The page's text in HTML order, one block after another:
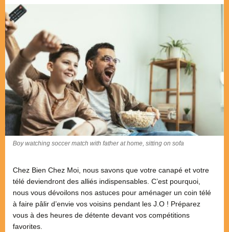
Boy watching soccer match with father at home, sitting on sofa
Chez Bien Chez Moi, nous savons que votre canapé et votre
télé deviendront des alliés indispensables. C’est pourquoi,
nous vous dévoilons nos astuces pour aménager un coin télé
à faire pâlir d’envie vos voisins pendant les J.O ! Préparez
vous à des heures de détente devant vos compétitions
favorites.